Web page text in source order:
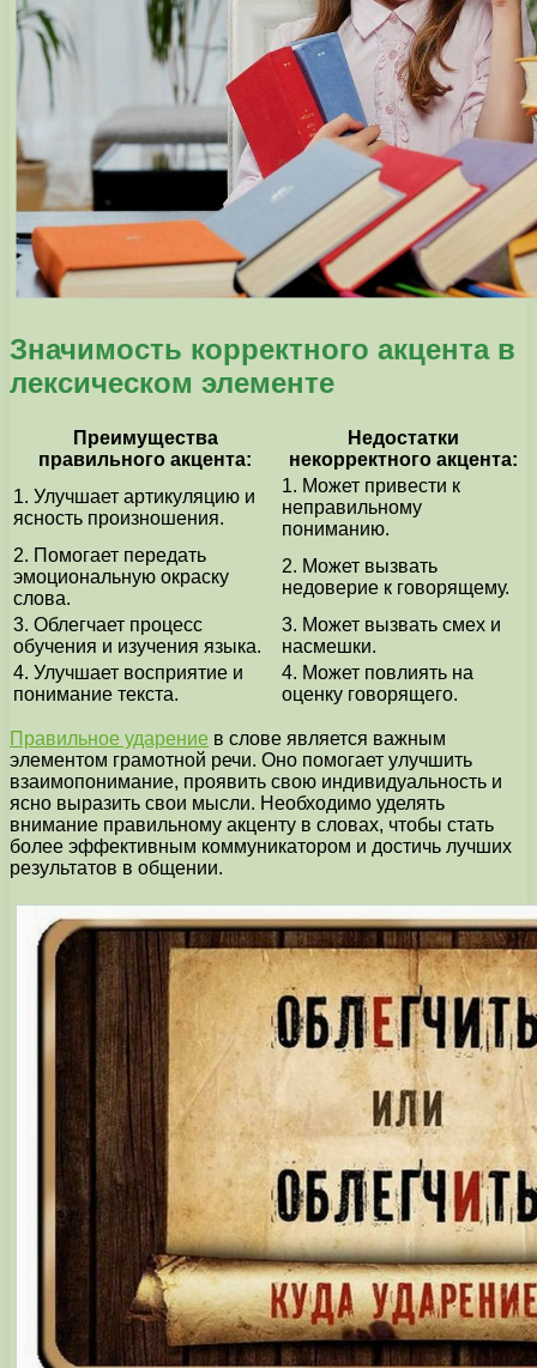
Значимость корректного акцента в
лексическом элементе
Преимущества
правильного акцента:
Недостатки
некорректного акцента:
1. Улучшает артикуляцию и
ясность произношения.
1. Может привести к
неправильному
пониманию.
2. Помогает передать
эмоциональную окраску
слова.
2. Может вызвать
недоверие к говорящему.
3. Облегчает процесс
обучения и изучения языка.
3. Может вызвать смех и
насмешки.
4. Улучшает восприятие и
понимание текста.
4. Может повлиять на
оценку говорящего.
Правильное ударение в слове является важным
элементом грамотной речи. Оно помогает улучшить
взаимопонимание, проявить свою индивидуальность и
ясно выразить свои мысли. Необходимо уделять
внимание правильному акценту в словах, чтобы стать
более эффективным коммуникатором и достичь лучших
результатов в общении.